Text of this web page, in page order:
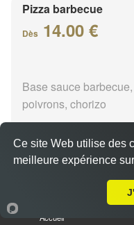
Pizza barbecue
Dès 14.00 €
Base sauce
poivrons, chorizo
Accueil
Ce site Web utilise des
meilleure expérience